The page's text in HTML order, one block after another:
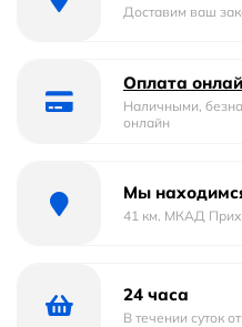
Доставим ваш
Оплата
Наличными,
онлайн
Мы
41 км. МКАД
24 часа
В течении суток